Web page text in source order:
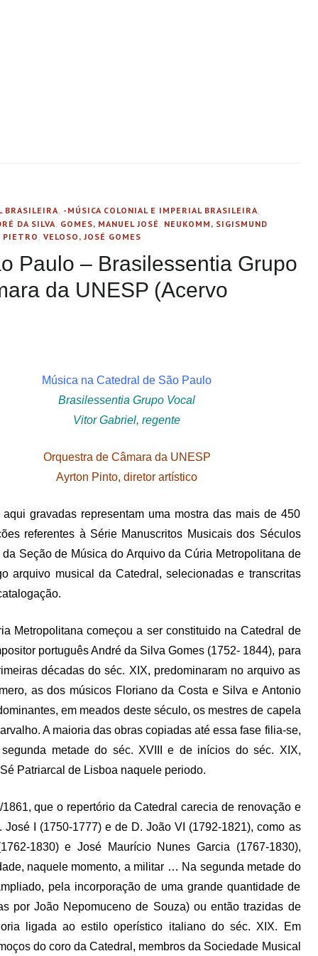
BRASILEIRA, -MÚSICA COLONIAL E IMPERIAL BRASILEIRA,
DA SILVA, GOMES, MANUEL JOSÉ , NEUKOMM, SIGISMUND
, VELOSO, JOSÉ GOMES
Paulo – Brasilessentia Grupo
da UNESP (Acervo
Música na Catedral de São Paulo
Brasilessentia Grupo Vocal
Vitor Gabriel, regente
Orquestra de Câmara da UNESP
Ayrton Pinto, diretor artístico
gravadas representam uma mostra das mais de 450
referentes à Série Manuscritos Musicais dos Séculos
da Seção de Música do Arquivo da Cúria Metropolitana de
arquivo musical da Catedral, selecionadas e transcritas
Metropolitana começou a ser constituido na Catedral de
português André da Silva Gomes (1752- 1844), para
décadas do séc. XIX, predominaram no arquivo as
as dos músicos Floriano da Costa e Silva e Antonio
em meados deste século, os mestres de capela
A maioria das obras copiadas até essa fase filia-se,
metade do séc. XVIII e de inícios do séc. XIX,
Patriarcal de Lisboa naquele periodo.
que o repertório da Catedral carecia de renovação e
I (1750-1777) e de D. João VI (1792-1821), como as
1830) e José Maurício Nunes Garcia (1767-1830),
naquele momento, a militar … Na segunda metade do
pela incorporação de uma grande quantidade de
por João Nepomuceno de Souza) ou então trazidas de
ligada ao estilo operístico italiano do séc. XIX. Em
do coro da Catedral, membros da Sociedade Musical